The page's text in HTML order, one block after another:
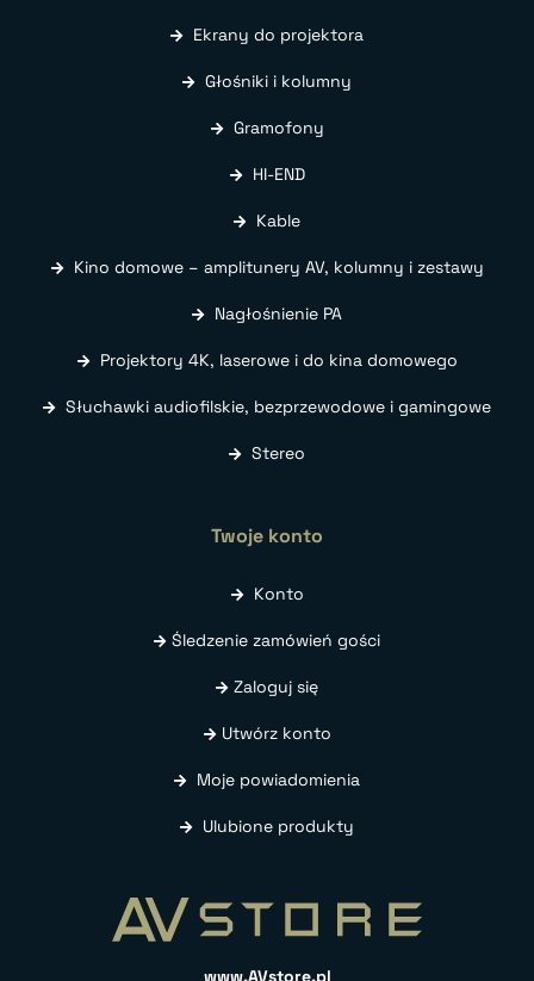
Ekrany do projektora
Głośniki i kolumny
Gramofony
HI-END
Kable
Kino domowe – amplitunery AV, kolumny i zestawy
Nagłośnienie PA
Projektory 4K, laserowe i do kina domowego
Słuchawki audiofilskie, bezprzewodowe i gamingowe
Stereo
Twoje konto
Konto
Śledzenie zamówień gości
Zaloguj się
Utwórz konto
Moje powiadomienia
Ulubione produkty
www.AVstore.pl